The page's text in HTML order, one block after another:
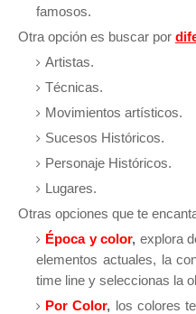
famosos.
Otra opción es buscar por
Artistas.
Técnicas.
Movimientos artísticos.
Sucesos Históricos.
Personaje Históricos.
Lugares.
Otras opciones que te
Época y color, explora
elementos actuales, la
time line y seleccionas la
Por Color, los colores